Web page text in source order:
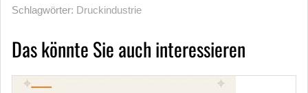
Schlagwörter: Druckindustrie
Das könnte Sie auch interessieren